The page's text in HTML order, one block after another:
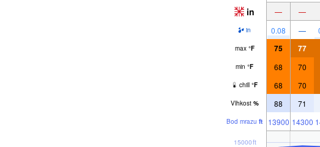
in — —
in 0.08 —
max °F 75 77
min °F 68 70
chill °F 68 70
Vlhkost % 88 71
Bod mrazu ft 13900 14300
15000ft